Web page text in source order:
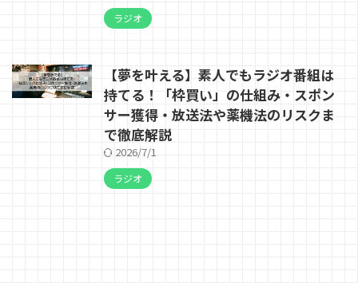
ラジオ
【夢を叶える】素人でもラジオ番組は
持てる！「枠買い」の仕組み・スポン
サー獲得・放送法や薬機法のリスクま
で徹底解説
2026/7/1
ラジオ